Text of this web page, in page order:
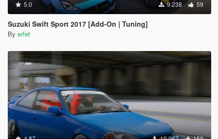
5.0 9.238 59
Suzuki Swift Sport 2017 [Add-On | Tuning]
By erfet